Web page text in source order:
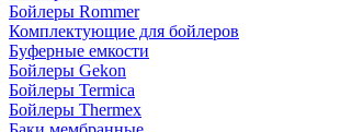
Бойлеры Rommer
Комплектующие для бойлеров
Буферные емкости
Бойлеры Gekon
Бойлеры Termica
Бойлеры Thermex